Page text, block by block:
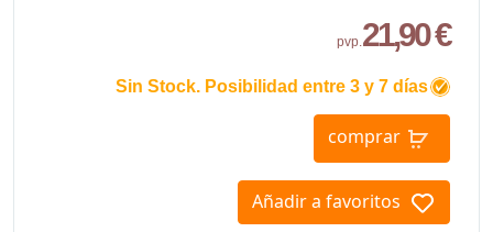
pvp.21,90 €
Sin Stock. Posibilidad entre 3 y 7 días
comprar
Añadir a favoritos